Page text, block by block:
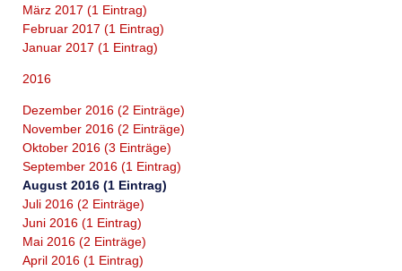
März 2017 (1 Eintrag)
Februar 2017 (1 Eintrag)
Januar 2017 (1 Eintrag)
2016
Dezember 2016 (2 Einträge)
November 2016 (2 Einträge)
Oktober 2016 (3 Einträge)
September 2016 (1 Eintrag)
August 2016 (1 Eintrag)
Juli 2016 (2 Einträge)
Juni 2016 (1 Eintrag)
Mai 2016 (2 Einträge)
April 2016 (1 Eintrag)